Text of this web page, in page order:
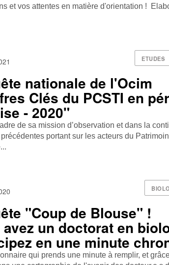
et vos attentes en matière d'orientation !
ETUDES
nationale de l'Ocim
Clés du PCSTI en
- 2020"
de sa mission d’observation et dans la
portant sur les acteurs du
"Coup de Blouse" !
avez un doctorat en
en une minute
qui prends une minute à remplir, et